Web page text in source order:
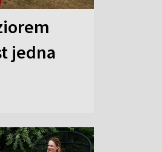
jedna